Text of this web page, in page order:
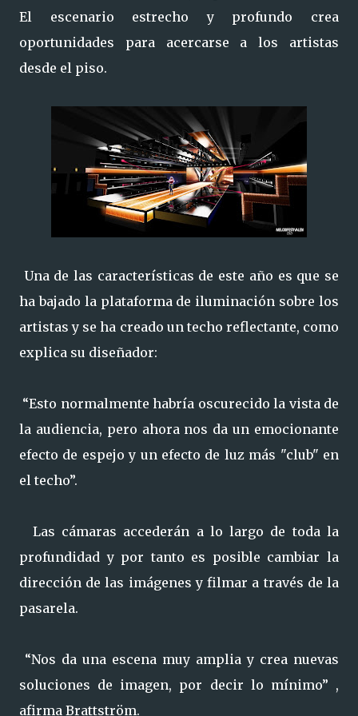
El escenario estrecho y profundo crea
oportunidades para acercarse a los artistas
desde el piso.
Una de las características de este año es que se
ha bajado la plataforma de iluminación sobre los
artistas y se ha creado un techo reflectante, como
explica su diseñador:
“Esto normalmente habría oscurecido la vista de
la audiencia, pero ahora nos da un emocionante
efecto de espejo y un efecto de luz más "club" en
el techo”.
Las cámaras accederán a lo largo de toda la
profundidad y por tanto es posible cambiar la
dirección de las imágenes y filmar a través de la
pasarela.
“Nos da una escena muy amplia y crea nuevas
soluciones de imagen, por decir lo mínimo” ,
afirma Brattström.